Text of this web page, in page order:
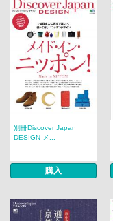
別冊Discover Japan
DESIGN メ...
購入